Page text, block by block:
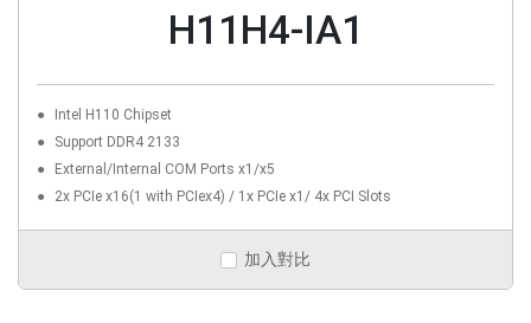
H11H4-IA1
Intel H110 Chipset
Support DDR4 2133
External/Internal COM Ports x1/x5
2x PCIe x16(1 with PCIex4) / 1x PCIe x1/ 4x PCI Slots
加入對比